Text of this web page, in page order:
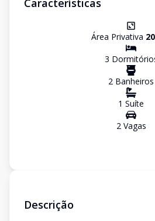
Características
Área Privativa
3 Dormitório
2 Banheiros
1 Suíte
2Vagas
Descrição